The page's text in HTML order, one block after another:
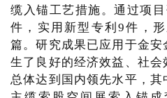
缆入锚工艺措施。通过项
件，实用新型专利9件，
篇。研究成果已应用于金
生了良好的经济效益、社会
总体达到国内领先水平，